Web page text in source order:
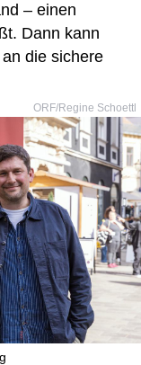
– einen
Dann kann
die sichere
ORF/Regine Schoettl